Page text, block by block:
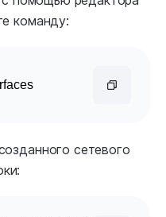
команду:
сетевого